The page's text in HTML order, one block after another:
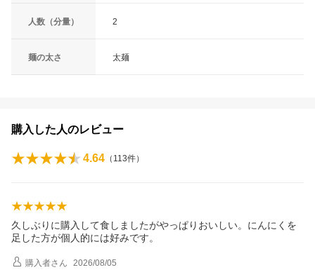
人数（分量） 2
麺の太さ 太麺
購入した人のレビュー
4.64 （ 113件）
久しぶりに購入して食しましたがやっぱりおいしい。にんにくを
足した方が個人的には好みです。
購入者さん 2026/08/05